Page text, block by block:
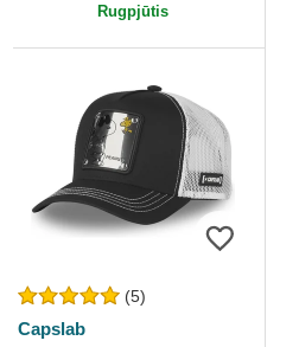
Rugpjūtis
(5)
Capslab